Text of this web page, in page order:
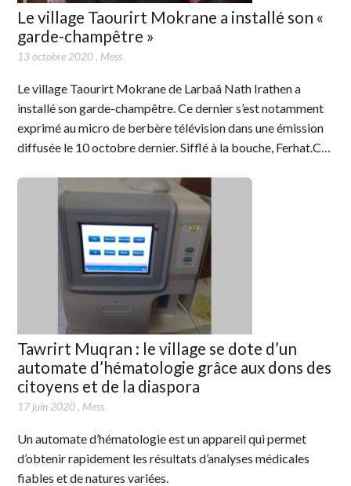
Le village Taourirt Mokrane a installé son «
garde-champêtre »
13 octobre 2020, Mess
Le village Taourirt Mokrane de Larbaâ Nath Irathen a
installé son garde-champêtre. Ce dernier s’est notamment
exprimé au micro de berbère télévision dans une émission
diffusée le 10 octobre dernier. Sifflé à la bouche, Ferhat.C…
Tawrirt Muqran : le village se dote d’un
automate d’hématologie grâce aux dons des
citoyens et de la diaspora
17 juin 2020, Mess
Un automate d’hématologie est un appareil qui permet
d’obtenir rapidement les résultats d’analyses médicales
fiables et de natures variées.